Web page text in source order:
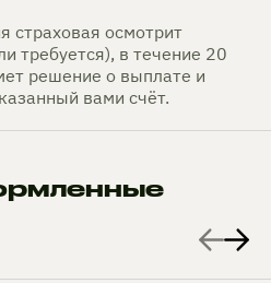
страховая осмотрит
требуется), в течение 20
решение о выплате и
вами счёт.